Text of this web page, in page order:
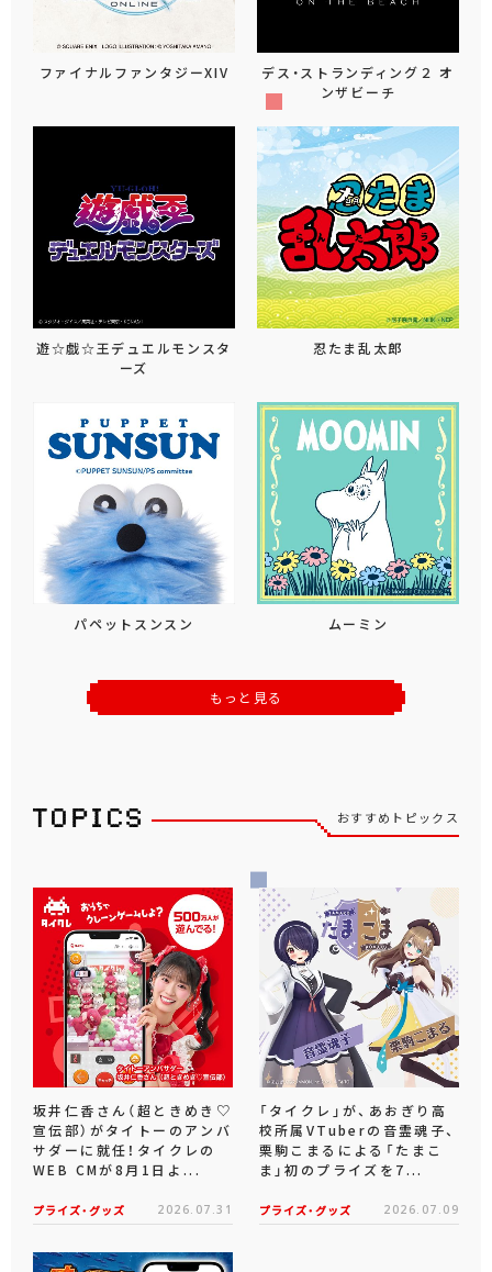
ファイナルファンタジーXIV
デス・ストランディング２ オ
ンザビーチ
遊☆戯☆王デュエルモンスタ
ーズ
忍たま乱太郎
パペットスンスン ムーミン
もっと見る
おすすめトピックス
坂井仁香さん（超ときめき♡
宣伝部）がタイトーのアンバ
サダーに就任！タイクレの
WEB CMが8月1日よ...
プライズ・グッズ 2026.07.31
「タイクレ」が、あおぎり高
校所属VTuberの音霊魂子、
栗駒こまるによる「たまこ
ま」初のプライズを7...
プライズ・グッズ 2026.07.09